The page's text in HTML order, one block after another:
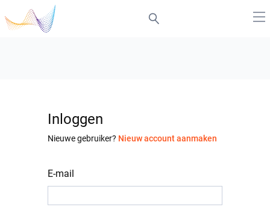
Inloggen
Nieuwe gebruiker? Nieuw account aanmaken
E-mail